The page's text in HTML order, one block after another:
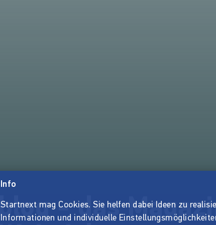
bloq - das
Info
Startnext mag Cookies. Sie helfen dabei Ideen zu
Informationen und individuelle